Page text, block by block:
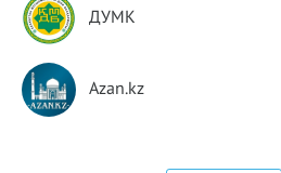
ДУМК
Azan.kz